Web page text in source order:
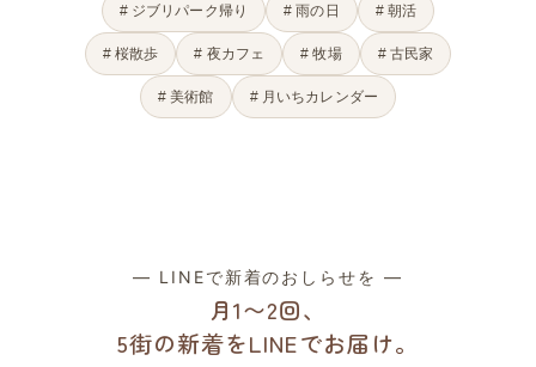
# ジブリパーク帰り # 雨の日 # 朝活
# 桜散歩 # 夜カフェ # 牧場 # 古民家
# 美術館 # 月いちカレンダー
— LINEで新着のおしらせを —
月1〜2回、
5街の新着をLINEでお届け。